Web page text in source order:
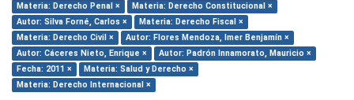
Materia: Derecho Penal ×
Materia: Derecho Constitucional ×
Autor: Silva Forné, Carlos ×
Materia: Derecho Fiscal ×
Materia: Derecho Civil ×
Autor: Flores Mendoza, Imer Benjamín ×
Autor: Cáceres Nieto, Enrique ×
Autor: Padrón Innamorato, Mauricio ×
Fecha: 2011 ×
Materia: Salud y Derecho ×
Materia: Derecho Internacional ×